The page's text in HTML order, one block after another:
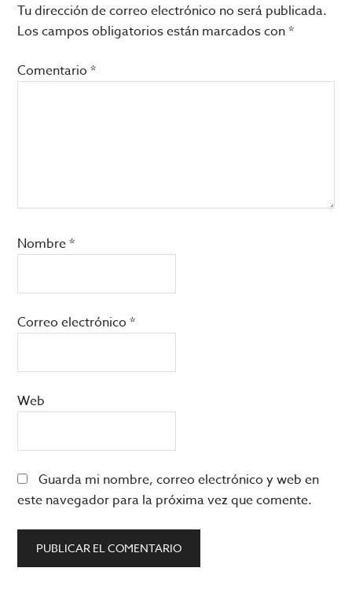
Tu dirección de correo electrónico no será publicada.
Los campos obligatorios están marcados con*
Comentario*
Nombre*
Correo electrónico*
Web
Guarda mi nombre, correo electrónico y web en
este navegador para la próxima vez que comente.